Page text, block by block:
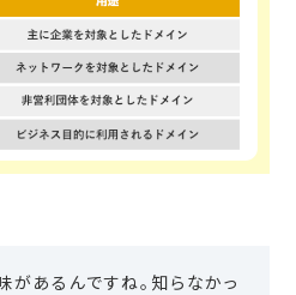
があるんですね。知らなかっ